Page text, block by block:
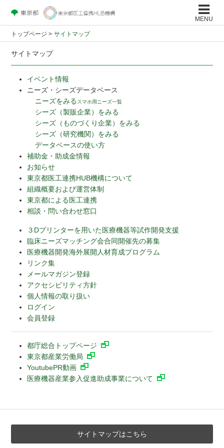
MENU
トップページ > サイトマップ
サイトマップ
イベント情報
ニーズ・シーズデータベース
ニーズをみる スマホ用ニーズ一覧
シーズ（製販企業）をみる
シーズ（ものづくり企業）をみる
シーズ（研究機関）をみる
データベースの使い方
補助金・助成金情報
お知らせ
東京都医工連携HUB機構について
組織概要および運営体制
東京都による医工連携
相談・問い合わせ窓口
３Dプリンターを用いた医療機器等試作開発支援
臨床ニーズマッチング会合同開催先の募集
医療機器開発海外展開人材育成プログラム
リンク集
メールマガジン登録
アクセシビリティ方針
個人情報の取り扱い
ログイン
会員登録
都庁総合トップページ
東京都産業労働局
YoutubePR動画
医療機器産業参入促進助成事業について
サイトマップはこちら